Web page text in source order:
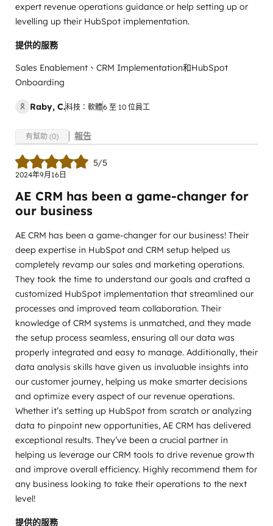
expert revenue operations guidance or help setting up or
levelling up their HubSpot implementation.
提供的服務
Sales Enablement、CRM Implementation和HubSpot
Onboarding
Raby, C.科技：軟體6 至 10 位員工
有幫助 (0) 報告
5/5
2024年9月16日
AE CRM has been a game-changer for
our business
AE CRM has been a game-changer for our business! Their
deep expertise in HubSpot and CRM setup helped us
completely revamp our sales and marketing operations.
They took the time to understand our goals and crafted a
customized HubSpot implementation that streamlined our
processes and improved team collaboration. Their
knowledge of CRM systems is unmatched, and they made
the setup process seamless, ensuring all our data was
properly integrated and easy to manage. Additionally, their
data analysis skills have given us invaluable insights into
our customer journey, helping us make smarter decisions
and optimize every aspect of our revenue operations.
Whether it’s setting up HubSpot from scratch or analyzing
data to pinpoint new opportunities, AE CRM has delivered
exceptional results. They’ve been a crucial partner in
helping us leverage our CRM tools to drive revenue growth
and improve overall efficiency. Highly recommend them for
any business looking to take their operations to the next
level!
提供的服務